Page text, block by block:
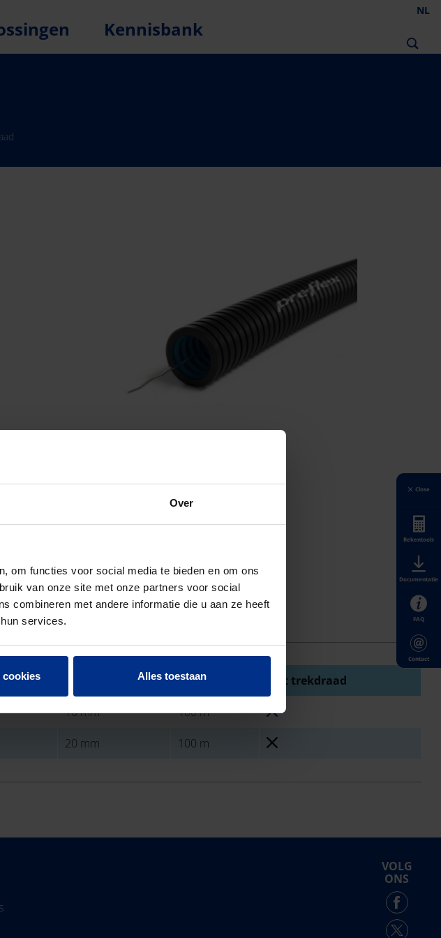
Over
om functies voor social media te bieden en om ons
van onze site met onze partners voor social
combineren met andere informatie die u aan ze heeft
services.
cookies Alles toestaan
Kennisbank
NL
Lengte Met trekdraad
16 mm 100 m
20 mm 100 m
Close
Rekentools
Documentatie
FAQ
Contact
VOLG
ONS